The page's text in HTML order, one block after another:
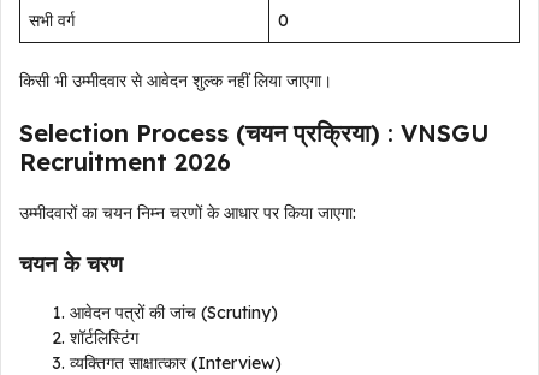
सभी वर्ग ₹0
किसी भी उम्मीदवार से आवेदन शुल्क नहीं लिया जाएगा।
Selection Process (चयन प्रक्रिया) : VNSGU
Recruitment 2026
उम्मीदवारों का चयन निम्न चरणों के आधार पर किया जाएगा:
चयन के चरण
आवेदन पत्रों की जांच (Scrutiny)
शॉर्टलिस्टिंग
व्यक्तिगत साक्षात्कार (Interview)